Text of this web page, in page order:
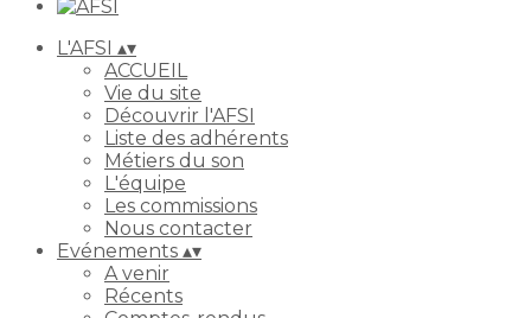
L'AFSI ▴▾
ACCUEIL
Vie du site
Découvrir l'AFSI
Liste des adhérents
Métiers du son
L'équipe
Les commissions
Nous contacter
Evénements ▴▾
A venir
Récents